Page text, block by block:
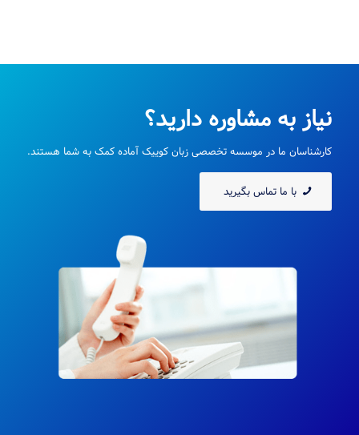
نیاز به مشاوره دارید؟
کارشناسان ما در موسسه تخصصی زبان کوییک آماده کمک به شما هستند.
با ما تماس بگیرید